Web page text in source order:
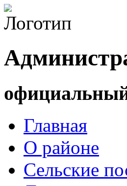
Главная
О районе
Сельские